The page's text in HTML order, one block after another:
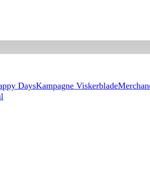
DaysKampagne Viskerblade